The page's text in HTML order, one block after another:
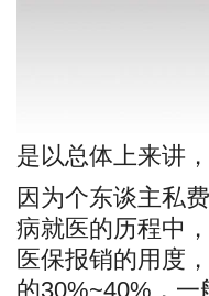
是以总体上来讲
因为个东谈主私
病就医的历程中
医保报销的用度
的30%~40%，